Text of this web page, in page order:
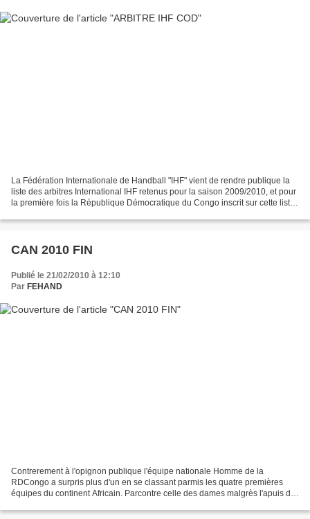
La Fédération Internationale de Handball "IHF" vient de rendre publique la
liste des arbitres International IHF retenus pour la saison 2009/2010, et pour
la première fois la République Démocratique du Congo inscrit sur cette liste
CAN 2010 FIN
Publié le 21/02/2010 à 12:10
Par FEHAND
Contrerement à l'opignon publique l'équipe nationale Homme de la
RDCongo a surpris plus d'un en se classant parmis les quatre premières
équipes du continent Africain. Parcontre celle des dames malgrès l'apuis de